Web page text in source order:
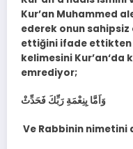
Kur’an Muhammed
ederek onun sahipsiz
ettiğini ifade ettikten
kelimesini Kur’an‘da
emrediyor;
Ve Rabbinin nimetini